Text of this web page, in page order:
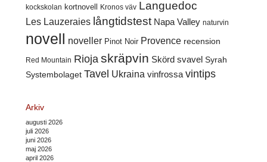
kockskolan kortnovell Kronos väv Languedoc
Les Lauzeraies långtidstest Napa Valley naturvin
novell noveller Pinot Noir Provence recension
Red Mountain Rioja skräpvin Skörd svavel Syrah
Systembolaget Tavel Ukraina vinfrossa vintips
Arkiv
augusti 2026
juli 2026
juni 2026
maj 2026
april 2026